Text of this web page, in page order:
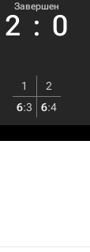
Завершен
2 : 0
1
2
6:3 6:4